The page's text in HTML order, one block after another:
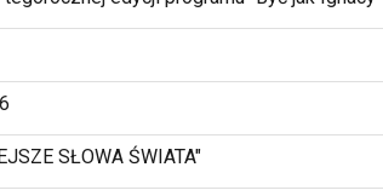
SŁOWA ŚWIATA"